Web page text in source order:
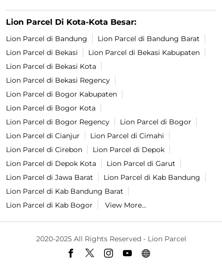
Lion Parcel Di Kota-Kota Besar:
Lion Parcel di Bandung
Lion Parcel di Bandung Barat
Lion Parcel di Bekasi
Lion Parcel di Bekasi Kabupaten
Lion Parcel di Bekasi Kota
Lion Parcel di Bekasi Regency
Lion Parcel di Bogor Kabupaten
Lion Parcel di Bogor Kota
Lion Parcel di Bogor Regency
Lion Parcel di Bogor
Lion Parcel di Cianjur
Lion Parcel di Cimahi
Lion Parcel di Cirebon
Lion Parcel di Depok
Lion Parcel di Depok Kota
Lion Parcel di Garut
Lion Parcel di Jawa Barat
Lion Parcel di Kab Bandung
Lion Parcel di Kab Bandung Barat
Lion Parcel di Kab Bogor
View More...
2020-2025 All Rights Reserved - Lion Parcel